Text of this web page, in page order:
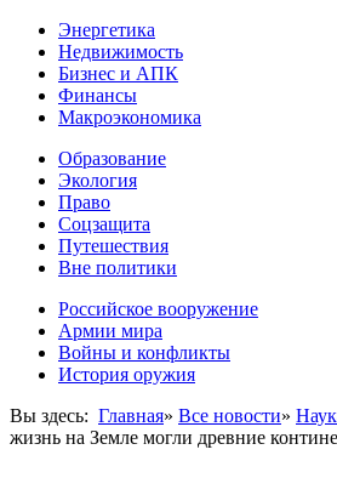
Энергетика
Недвижимость
Бизнес и АПК
Финансы
Макроэкономика
Образование
Экология
Право
Соцзащита
Путешествия
Вне политики
Российское вооружение
Армии мира
Войны и конфликты
История оружия
Вы здесь: Главная» Все новости»
жизнь на Земле могли древние